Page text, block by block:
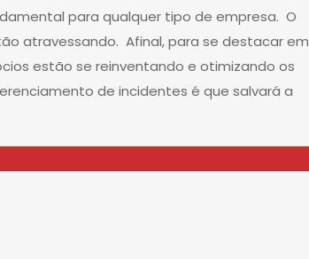
para qualquer tipo de empresa. O
atravessando. Afinal, para se destacar em
estão se reinventando e otimizando os
de incidentes é que salvará a